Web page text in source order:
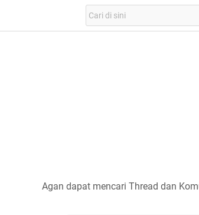
Agan dapat mencari Thread dan